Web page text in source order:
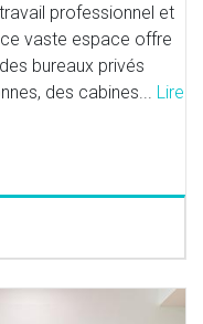
professionnel et
vaste espace offre
bureaux privés
des cabines... Lire